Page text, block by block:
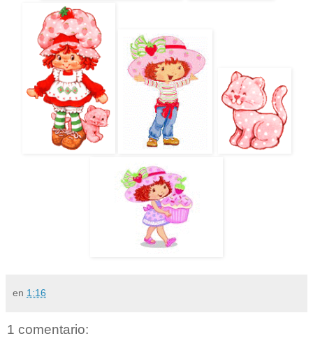
en 1:16
1 comentario: